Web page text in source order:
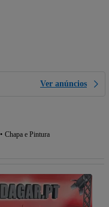
Ver anúncios
Chapa e Pintura